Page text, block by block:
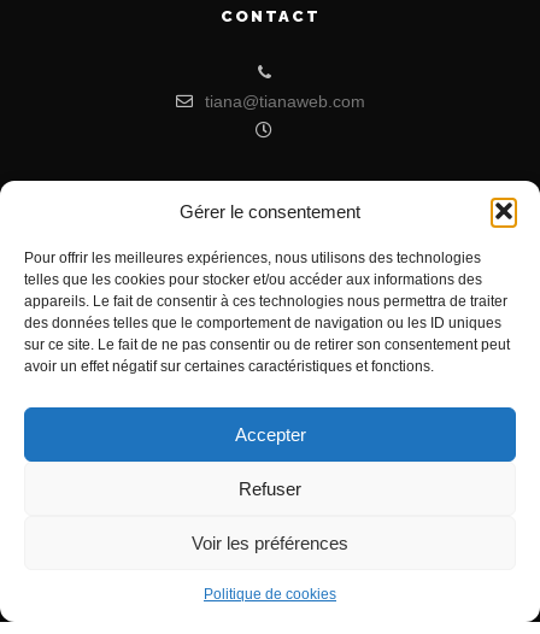
Gérer le consentement
Pour offrir les meilleures expériences, nous utilisons des technologies
telles que les cookies pour stocker et/ou accéder aux informations des
appareils. Le fait de consentir à ces technologies nous permettra de traiter
des données telles que le comportement de navigation ou les ID uniques
sur ce site. Le fait de ne pas consentir ou de retirer son consentement peut
avoir un effet négatif sur certaines caractéristiques et fonctions.
Accepter
Refuser
Voir les préférences
Politique de cookies
CONTACT
tiana@tianaweb.com
Signification de l’Heure Miroir 07h07
Heure miroir : 11h11 signification
Signification de l’Heure Miroir 11h55
Tous droits réservés - Copyright 2022 Tiana à ton service
Politique de confidentialité